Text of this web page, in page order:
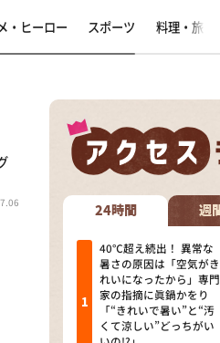
なるみ・岡村
相席食堂
これ余談なん
～人生密着
～ やすとも
・ヒーロー スポーツ 料理・旅
24時間 週
40℃超え続出！ 異常な
暑さの原因は「空気がき
れいになったから」専門
家の指摘に眞鍋かをり
「“きれいで暑い”と“汚
くて涼しい”どっちがい